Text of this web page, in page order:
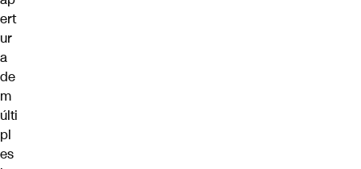
ert
ur
a
de
m
últi
pl
es